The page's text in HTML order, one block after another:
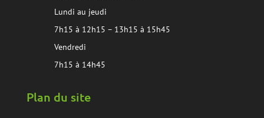
Lundi au jeudi
7h15 à 12h15 – 13h15 à 15h45
Vendredi
7h15 à 14h45
Plan du site